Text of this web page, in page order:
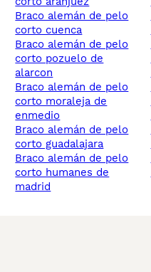
braco alemán de pelo
corto cuenca
braco alemán de pelo
corto pozuelo de
alarcon
braco alemán de pelo
corto moraleja de
enmedio
braco alemán de pelo
corto guadalajara
braco alemán de pelo
corto humanes de
madrid